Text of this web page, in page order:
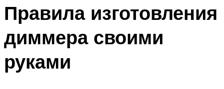
Правила изготовления
диммера своими
руками